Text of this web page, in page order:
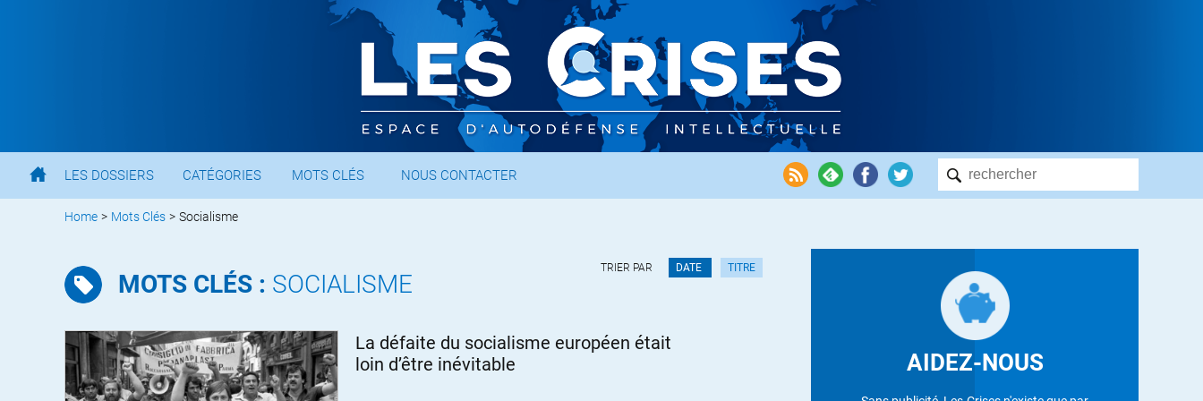
LES DOSSIERS CATÉGORIES MOTS CLÉS NOUS CONTACTER
Home > Mots Clés > Socialisme
MOTS CLÉS : SOCIALISME
TRIER PAR DATE TITRE
La défaite du socialisme européen était
loin d’être inévitable
AIDEZ-NOUS